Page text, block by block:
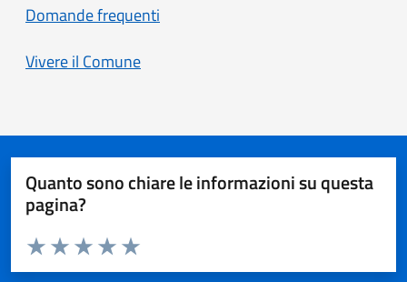
Domande frequenti
Vivere il Comune
Quanto sono chiare le informazioni su questa
pagina?
Valuta da 1 a 5 stelle la pagina
Valuta 5 stelle su 5
Valuta 4 stelle su 5
Valuta 3 stelle su 5
Valuta 2 stelle su 5
Valuta 1 stelle su 5